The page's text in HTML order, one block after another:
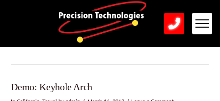
Demo: Keyhole Arch